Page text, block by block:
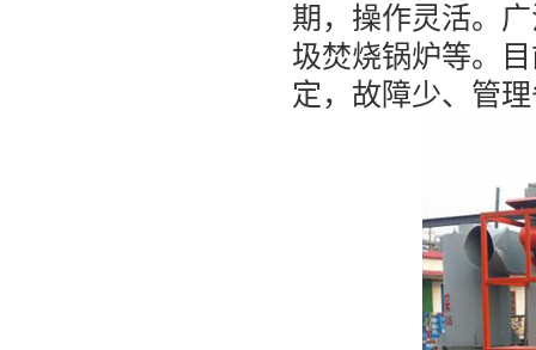
期，操作灵活。
圾焚烧锅炉等。
定，故障少、管